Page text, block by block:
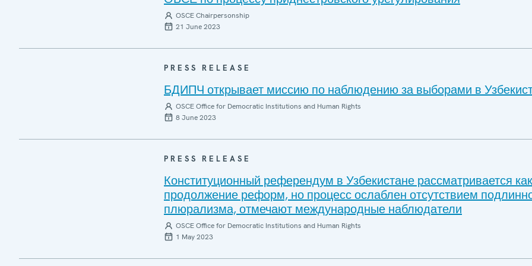
OSCE Chairpersonship
21 June 2023
PRESS RELEASE
БДИПЧ открывает миссию по наблюдению за выборами в
OSCE Office for Democratic Institutions and Human Rights
8 June 2023
PRESS RELEASE
Конституционный референдум в Узбекистане рассматривается как
продолжение реформ, но процесс ослаблен отсутствием
плюрализма, отмечают международные наблюдатели
OSCE Office for Democratic Institutions and Human Rights
1 May 2023